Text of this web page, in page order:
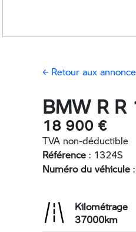
← Retour aux
BMW R
18 900 €
TVA non-déductible
Référence : 1324S
Numéro du véhicule
Kilométrage
37000km